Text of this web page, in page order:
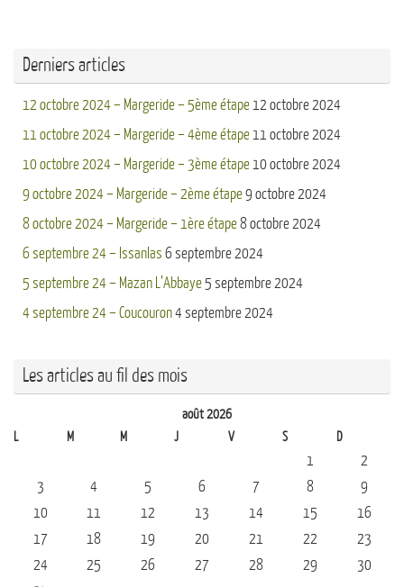
Derniers articles
12 octobre 2024 – Margeride – 5ème étape 12 octobre 2024
11 octobre 2024 – Margeride – 4ème étape 11 octobre 2024
10 octobre 2024 – Margeride – 3ème étape 10 octobre 2024
9 octobre 2024 – Margeride – 2ème étape9 octobre 2024
8 octobre 2024 – Margeride – 1ère étape8 octobre 2024
6 septembre 24 – Issanlas 6 septembre 2024
5 septembre 24 – Mazan L’Abbaye 5 septembre 2024
4 septembre 24 – Coucouron4 septembre 2024
Les articles au fil des mois
août 2026
L
M M J V S D
1
2
3
4 5 6 7 8
9
10
11 12 13 14 15
16
17
18 19 20 21 22
23
24
25 26 27 28 29
30